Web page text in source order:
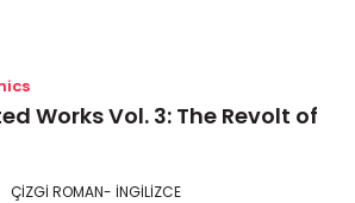
Works Vol. 3: The Revolt of
ÇİZGİ ROMAN- İNGİLİZCE